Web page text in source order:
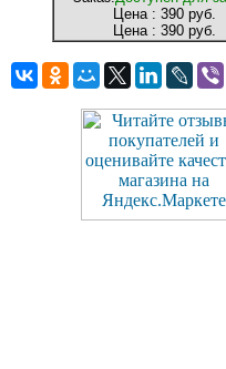
Цена : 390 руб.
Цена : 390 руб.